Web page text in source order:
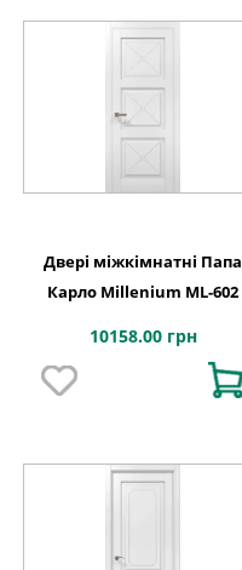
Двері міжкімнатні Папа
Карло Millenium ML-602
10158.00 грн